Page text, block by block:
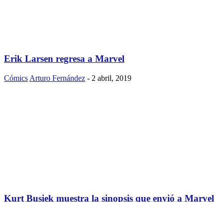
Erik Larsen regresa a Marvel
Cómics Arturo Fernández - 2 abril, 2019
Kurt Busiek muestra la sinopsis que envió a Marvel